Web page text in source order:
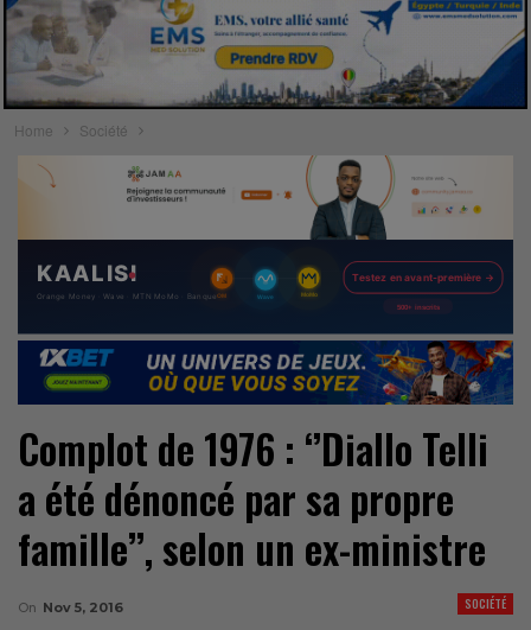
Home Société
Complot de 1976 : ‘’Diallo Telli
a été dénoncé par sa propre
famille’’, selon un ex-ministre
SOCIÉTÉ
On Nov 5, 2016